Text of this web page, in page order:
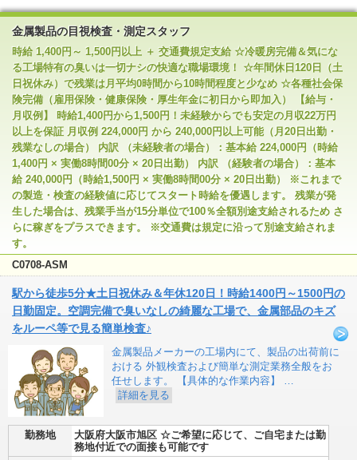
金属製品の目視検査・測定スタッフ
時給 1,400円～ 1,500円以上 ＋ 交通費規定支給 ☆冷暖房完備＆気にな
る工場特有の臭いは一切ナシの快適な職場環境！ ☆年間休日120日（土
日祝休み）で残業は月平均0時間から10時間程度と少なめ ☆各種社会保
険完備（雇用保険・健康保険・厚生年金に初日から即加入） 【給与・
月収例】 時給1,400円から1,500円！未経験からでも安定の月収22万円
以上を保証 月収例 224,000円 から 240,000円以上可能（月20日出勤・
残業なしの場合） 内訳 （未経験者の場合）：基本給 224,000円（時給
1,400円 × 実働8時間00分 × 20日出勤） 内訳 （経験者の場合）：基本
給 240,000円（時給1,500円 × 実働8時間00分 × 20日出勤） ※これまで
の製造・検査の経験値に応じてスタート時給を優遇します。 残業が発
生した場合は、残業手当が15分単位で100％全額別途支給されるため さ
らに稼ぎをプラスできます。 ※交通費は規定に沿って別途支給されま
す。
C0708-ASM
駅から徒歩5分★土日祝休み＆年休120日！時給1400円～1500円の
日勤固定。空調完備で臭いなしの綺麗な工場で、金属部品のキズ
をルーペ等で見る簡単検査♪
金属製品メーカーの工場内にて、製品の出荷前に
おける 外観検査および簡単な測定業務全般をお
任せします。 【具体的な作業内容】 …
詳細を見る
勤務地
大阪府大阪市旭区 ☆ご希望に応じて、ご自宅または勤
務地付近での面接も可能です